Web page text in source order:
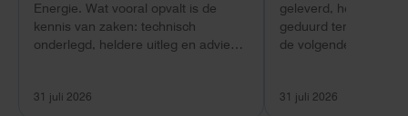
Energie. Wat vooral opvalt is de
kennis van zaken: technisch
onderlegd, heldere uitleg en advies
Ook de nazorg is uitgebreid.
31 juli 2026
geleverd, heeft wel
geduurd terwijl bij
de volgende dag al
31 juli 2026